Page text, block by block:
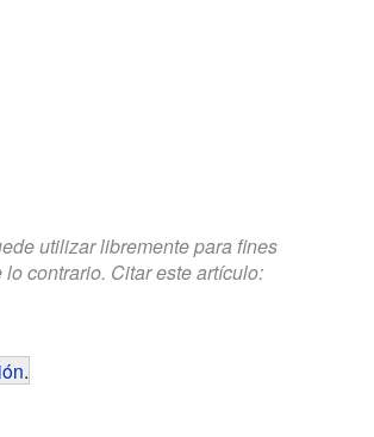
utilizar libremente para fines
contrario. Citar este artículo:
.